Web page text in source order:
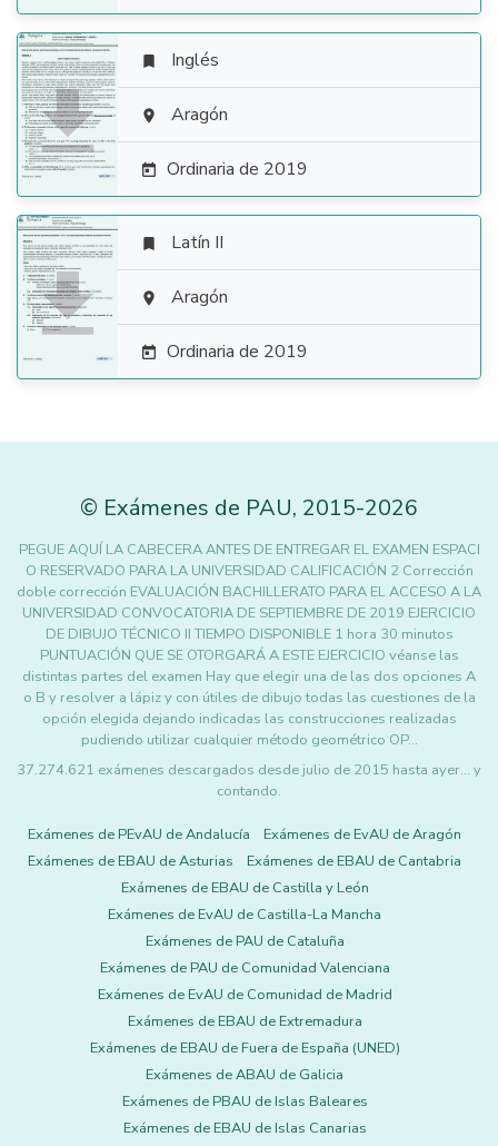

 Inglés
 Aragón
 Ordinaria de 2019

 Latín II
 Aragón
 Ordinaria de 2019
© Exámenes de PAU, 2015-2026
PEGUE AQUÍ LA CABECERA ANTES DE ENTREGAR EL EXAMEN ESPACI
O RESERVADO PARA LA UNIVERSIDAD CALIFICACIÓN 2 Corrección
doble corrección EVALUACIÓN BACHILLERATO PARA EL ACCESO A LA
UNIVERSIDAD CONVOCATORIA DE SEPTIEMBRE DE 2019 EJERCICIO
DE DIBUJO TÉCNICO II TIEMPO DISPONIBLE 1 hora 30 minutos
PUNTUACIÓN QUE SE OTORGARÁ A ESTE EJERCICIO véanse las
distintas partes del examen Hay que elegir una de las dos opciones A
o B y resolver a lápiz y con útiles de dibujo todas las cuestiones de la
opción elegida dejando indicadas las construcciones realizadas
pudiendo utilizar cualquier método geométrico OP…
37.274.621 exámenes descargados desde julio de 2015 hasta ayer... y
contando.
Exámenes de PEvAU de Andalucía
Exámenes de EvAU de Aragón
Exámenes de EBAU de Asturias
Exámenes de EBAU de Cantabria
Exámenes de EBAU de Castilla y León
Exámenes de EvAU de Castilla-La Mancha
Exámenes de PAU de Cataluña
Exámenes de PAU de Comunidad Valenciana
Exámenes de EvAU de Comunidad de Madrid
Exámenes de EBAU de Extremadura
Exámenes de EBAU de Fuera de España (UNED)
Exámenes de ABAU de Galicia
Exámenes de PBAU de Islas Baleares
Exámenes de EBAU de Islas Canarias